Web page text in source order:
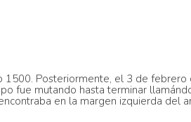
1500. Posteriormente, el 3 de febrero
fue mutando hasta terminar
en la margen izquierda del